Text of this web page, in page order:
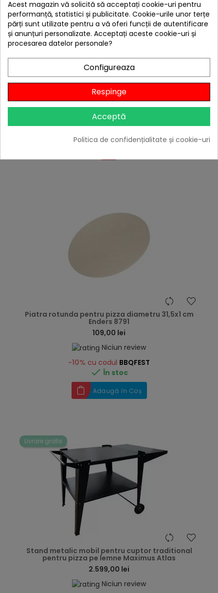
Cuptor de pizza universal Char-Broil, include piatra
de 38 cm 140126
449,00 lei
Niciun review
 În stoc
Adaugă în Coș
4 ALTE PRODUSE IN ACEEASI
CATEGORIE:
Piatra rotunda pentru pizza diametru 31,5x1 cm
Enders 8791
109,00 lei
Niciun review
-10% cu codul BBQFEST
 În stoc
Adaugă în Coș
Livrare gratis
Stand metalic mobil pentru cuptor traditional
pentru pizza pe lemne Maximus Atlas
2.599,00 lei
Niciun review
Acest magazin vă solicită să acceptați cookie-uri pentru
performanță, statistici și publicitate. Cookie-urile unor terțe
părți sunt utilizate pentru a vă oferi funcții de autentificare
și anunțuri personalizate. Acceptați aceste cookie-uri și
procesarea datelor personale?
Configureaza
Respinge
Acceptă
Politica de confidențialitate și cookie-uri